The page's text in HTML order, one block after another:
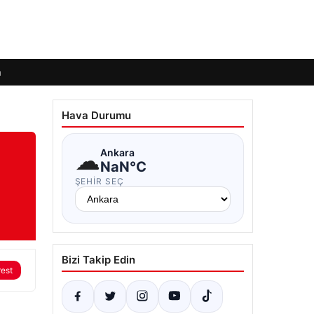
Hava Durumu
☁Ankara
NaN°C
ŞEHIR SEÇ
Bizi Takip Edin